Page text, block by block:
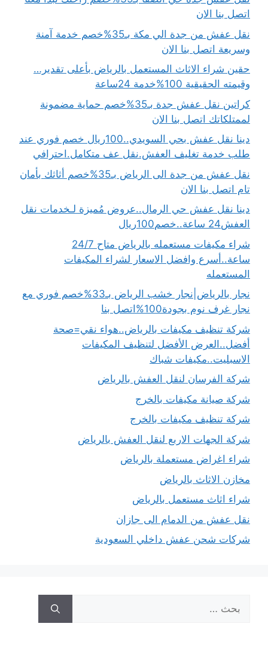
اتصل بنا الان
نقل عفش من جدة الي مكة بـ35%خصم خدمة آمنة
وسريعة اتصل بنا الان
حقين شراء الاثاث المستعمل بالرياض بأعلى تقدير…
وقيمته الحقيقية 100%خدمة 24ساعة
كراتين نقل عفش جدة بـ35%خصم حماية مضمونة
لممتلكاتك اتصل بنا الان
دينا نقل عفش بحي السويدي..100ريال خصم فوري عند
طلب خدمة تغليف العفش.نقل عف متكامل.احترافي
نقل عفش من جدة الى الرياض بـ35%خصم أثاثك بأمان
تام اتصل بنا الان
دينا نقل عفش حي الرمال..عروض مُميزة لـخدمات نقل
العفش24 ساعة..خصم100ريال
شراء مكيفات مستعمله بالرياض متاح 24/7
ساعة..أسرع وافضل الاسعار لشراء المكيفات
المستعمله
نجار بالرياض|نجار خشب الرياض بـ33%خصم فوري مع
نجار غرف نوم بجودة100%اتصل بنا
شركة تنظيف مكيفات بالرياض..هواء نقي=صحة
أفضل..العرض الأفضل لتنظيف المكيفات
الاسبليت..مكيفات شباك
شركة الفرسان لنقل العفش بالرياض
شركة صيانة مكيفات بالخرج
شركة تنظيف مكيفات بالخرج
شركة الجهات الاربع لنقل العفش بالرياض
شراء اغراض مستعملة بالرياض
مخازن الاثاث بالرياض
شراء اثاث مستعمل بالرياض
نقل عفش من الدمام الى جازان
شركات شحن عفش داخلي السعودية
عن: